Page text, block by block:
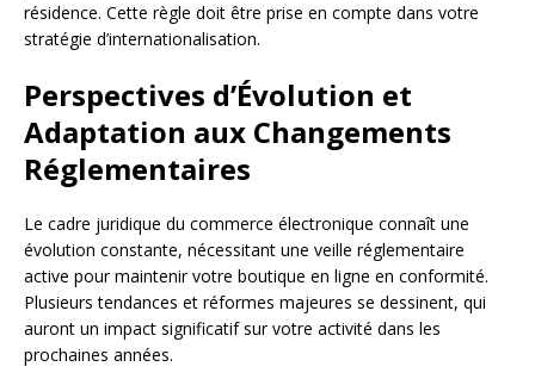
résidence. Cette règle doit être prise en compte dans votre
stratégie d’internationalisation.
Perspectives d’Évolution et
Adaptation aux Changements
Réglementaires
Le cadre juridique du commerce électronique connaît une
évolution constante, nécessitant une veille réglementaire
active pour maintenir votre boutique en ligne en conformité.
Plusieurs tendances et réformes majeures se dessinent, qui
auront un impact significatif sur votre activité dans les
prochaines années.